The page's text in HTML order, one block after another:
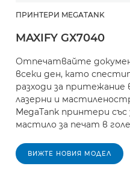
ПРИНТЕРИ MEGATANK
MAXIFY GX7040
Отпечатвайте
всеки ден, като
разходи за притежание
лазерни и
MegaTank принтери
мастило за печат в
ВИЖТЕ НОВИЯ МОДЕЛ